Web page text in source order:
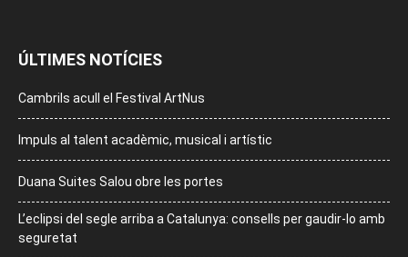
ÚLTIMES NOTÍCIES
Cambrils acull el Festival ArtNus
Impuls al talent acadèmic, musical i artístic
Duana Suites Salou obre les portes
L’eclipsi del segle arriba a Catalunya: consells per gaudir-lo amb
seguretat